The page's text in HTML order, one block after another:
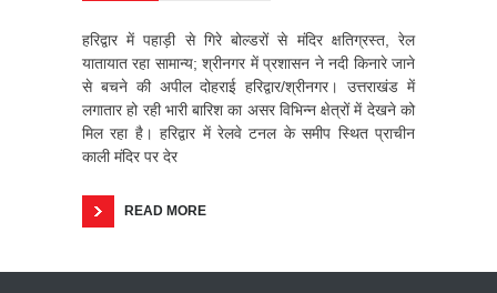
हरिद्वार में पहाड़ी से गिरे बोल्डरों से मंदिर क्षतिग्रस्त, रेल
यातायात रहा सामान्य; श्रीनगर में प्रशासन ने नदी किनारे जाने
से बचने की अपील दोहराई हरिद्वार/श्रीनगर। उत्तराखंड में
लगातार हो रही भारी बारिश का असर विभिन्न क्षेत्रों में देखने को
मिल रहा है। हरिद्वार में रेलवे टनल के समीप स्थित प्राचीन
काली मंदिर पर देर
READ MORE